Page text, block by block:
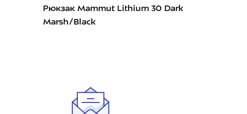
Рюкзак Mammut Lithium 30 Dark
Marsh/Black